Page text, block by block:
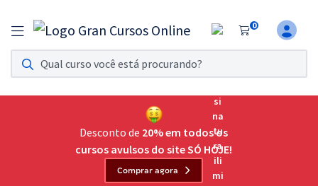
0
Assinatura Ilimitada 11
Acesso a todos os cursos. Teste grátis por 7 dias!
Assinatura OAB Até Passar
Acesso ilimitado a toda preparação para o Exame da
Residências Multiprofissionais
Desconto de 20% em todos os
cursos avulsos do site SÓ HOJE!
Comprar agora